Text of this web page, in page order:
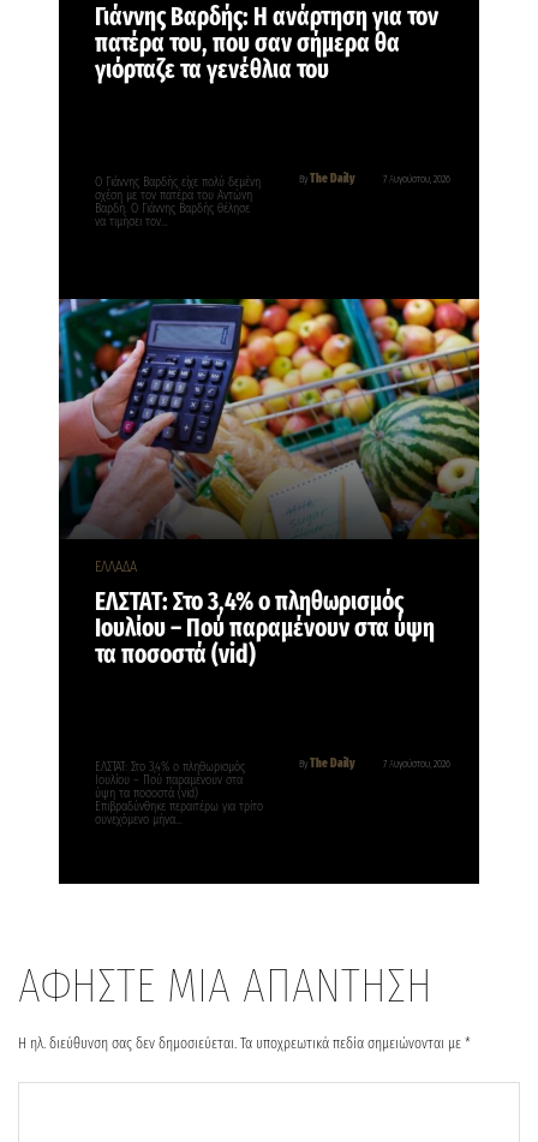
Γιάννης Βαρδής: Η ανάρτηση για τον
πατέρα του, που σαν σήμερα θα
γιόρταζε τα γενέθλια του
By The Daily 7 Αυγούστου, 2026
O Γιάννης Βαρδής είχε πολύ δεμένη
σχέση με τον πατέρα του Αντώνη
Βαρδή. Ο Γιάννης Βαρδής θέλησε
να τιμήσει τον…
ΕΛΛΑΔΑ
ΕΛΣΤΑΤ: Στο 3,4% ο πληθωρισμός
Ιουλίου – Πού παραμένουν στα ύψη
τα ποσοστά (vid)
By The Daily 7 Αυγούστου, 2026
ΕΛΣΤΑΤ: Στο 3,4% ο πληθωρισμός
Ιουλίου – Πού παραμένουν στα
ύψη τα ποσοστά (vid)
Επιβραδύνθηκε περαιτέρω για τρίτο
συνεχόμενο μήνα…
ΑΦΗΣΤΕ ΜΙΑ ΑΠΑΝΤΗΣΗ
Η ηλ. διεύθυνση σας δεν δημοσιεύεται. Τα υποχρεωτικά πεδία σημειώνονται με *